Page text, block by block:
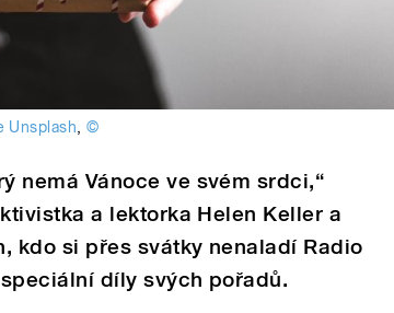
Unsplash,©
nemá Vánoce ve svém srdci,“
a lektorka Helen Keller a
kdo si přes svátky nenaladí Radio
díly svých pořadů.